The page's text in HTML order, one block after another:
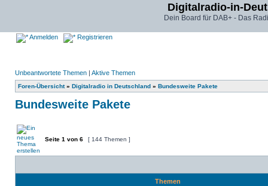
Digitalradio-in-
Dein Board für DAB+ - Das
Anmelden Registrieren
Unbeantwortete Themen | Aktive Themen
Foren-Übersicht» Digitalradio in Deutschland » Bundesweite Pakete
Bundesweite Pakete
Seite 1 von 6 [ 144 Themen ]
Themen